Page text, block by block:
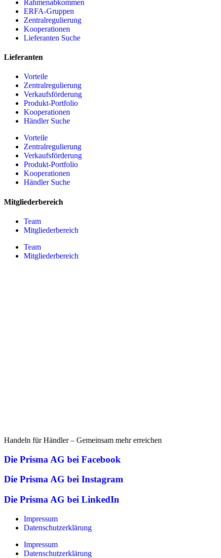
Rahmenabkommen
ERFA-Gruppen
Zentralregulierung
Kooperationen
Lieferanten Suche
Lieferanten
Vorteile
Zentralregulierung
Verkaufsförderung
Produkt-Portfolio
Kooperationen
Händler Suche
Vorteile
Zentralregulierung
Verkaufsförderung
Produkt-Portfolio
Kooperationen
Händler Suche
Mitgliederbereich
Team
Mitgliederbereich
Team
Mitgliederbereich
Handeln für Händler – Gemeinsam mehr erreichen
Die Prisma AG bei Facebook
Die Prisma AG bei Instagram
Die Prisma AG bei LinkedIn
Impressum
Datenschutzerklärung
Impressum
Datenschutzerklärung